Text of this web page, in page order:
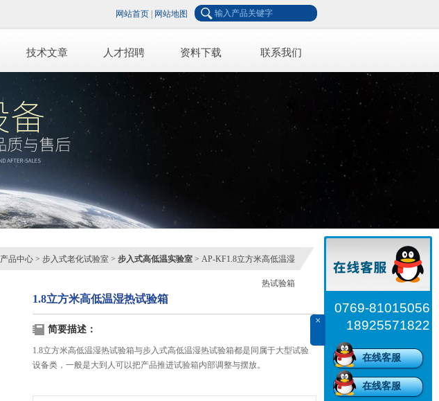
网站首页 网站地图
技术文章 人才招聘 资料下载 联系我们
产品中心 > 步入式老化试验室 > 步入式高低温实验室 > AP-KF1.8立方米高低温湿
热试验箱
1.8立方米高低温湿热试验箱
简要描述：
1.8立方米高低温湿热试验箱与步入式高低温湿热试验箱都是同属于大型试验
设备类，一般是大到人可以把产品推进试验箱内部调整与摆放。
0769-81015056
18925571822
在线客服
在线客服
×